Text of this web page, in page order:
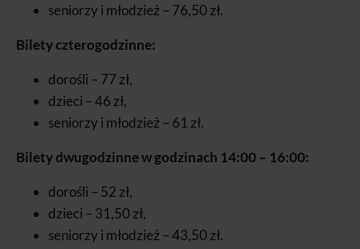
seniorzy i młodzież – 76,50 zł.
Bilety czterogodzinne:
dorośli – 77 zł,
dzieci – 46 zł,
seniorzy i młodzież – 61 zł.
Bilety dwugodzinne w godzinach 14:00 – 16:00:
dorośli – 52 zł,
dzieci – 31,50 zł,
seniorzy i młodzież – 43,50 zł.